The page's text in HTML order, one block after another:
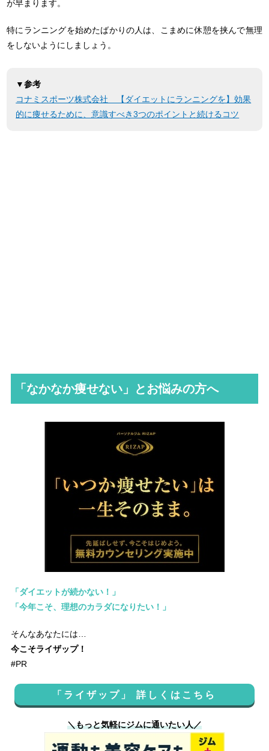
が早まります。
特にランニングを始めたばかりの人は、こまめに休憩を挟んで無理
をしないようにしましょう。
▼参考
コナミスポーツ株式会社 【ダイエットにランニングを】効果
的に痩せるために、意識すべき3つのポイントと続けるコツ
「なかなか痩せない」とお悩みの方へ
「ダイエットが続かない！」
「今年こそ、理想のカラダになりたい！」
そんなあなたには…
今こそライザップ！
#PR
「ライザップ」 詳しくはこちら
＼もっと気軽にジムに通いたい人／